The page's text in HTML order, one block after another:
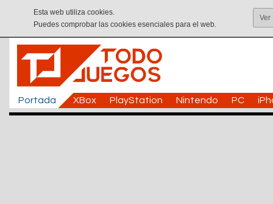
Esta web utiliza cookies.
Puedes comprobar las cookies esenciales para el web.
Ver
Portada XBox PlayStation Nintendo PC